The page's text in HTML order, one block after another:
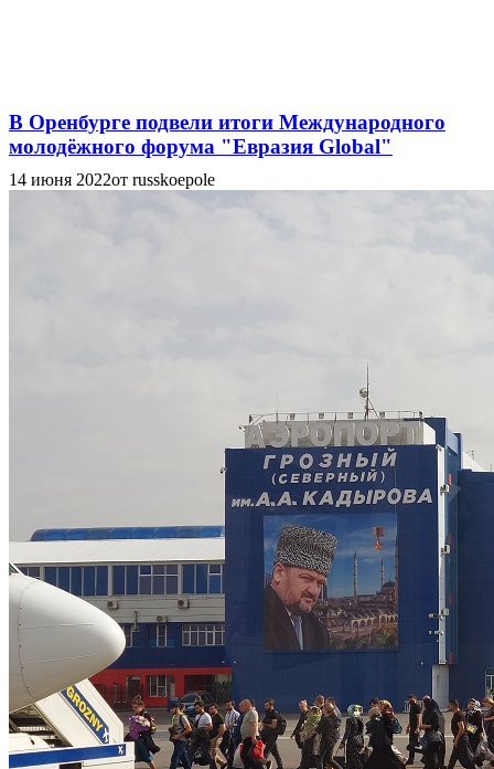
В Оренбурге подвели итоги Международного
молодёжного форума "Евразия Global"
14 июня 2022от russkoepole